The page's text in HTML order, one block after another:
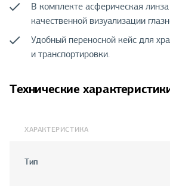
В комплекте асферическая
качественной визуализации
Удобный переносной кейс для
и транспортировки.
Технические
ХАРАКТЕРИСТИКА
Тип